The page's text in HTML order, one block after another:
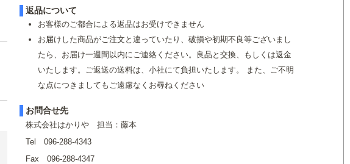
返品について
お客様のご都合による返品はお受けできません
お届けした商品がご注文と違っていたり、破損や初期不良等ございまし
たら、お届け一週間以内にご連絡ください。良品と交換、もしくは返金
いたします。ご返送の送料は、小社にて負担いたします。 また、ご不明
な点につきましてもご遠慮なくお尋ねください
お問合せ先
株式会社はかりや 担当：藤本
Tel 096-288-4343
Fax 096-288-4347